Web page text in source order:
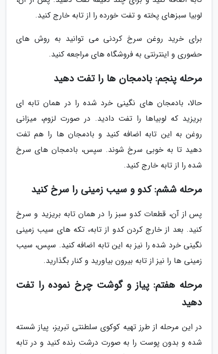
لوبیا سبزهای پخته و تفت خورده را از تابه خارج کنید.
برای خرید روغن سرخ کردنی می توانید به روش های
حضوری و اینترنتی به فروشگاه های مراجعه کنید.
مرحله پنجم: بادمجان ها را تفت دهید
حالا، بادمجان های نگینی خرد شده را در همان تابه ای
بریزید که لوبیاها را تفت دادید. در صورت لزوم، میزانی
روغن به این تابه اضافه کنید و بادمجان ها را هم تفت
دهید تا به خوبی سرخ شوند. سپس، بادمجان های سرخ
شده را از تابه خارج کنید.
مرحله ششم: کدو و سیب زمینی را سرخ کنید
پس از آن، قطعات کدو سبز را در همان تابه بریزید و سرخ
کنید. بعد از خارج کردن کدو از تابه، تکه های سیب زمینی
نگینی خرد شده را نیز به این تابه اضافه کنید. سپس، سیب
زمینی ها را نیز از تابه بیرون بیاورید و کنار بگذارید.
مرحله هفتم: پیاز و گوشت چرخ نموده را تفت
دهید
در این مرحله از طرز تهیه کوکوی سلطنتی تبریز، پیاز شسته
شده و بدون پوست را به صورت درشت رنده کنید و در تابه